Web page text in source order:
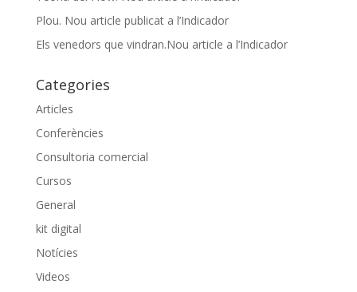
Plou. Nou article publicat a l’Indicador
Els venedors que vindran.Nou article a l’Indicador
Categories
Articles
Conferències
Consultoria comercial
Cursos
General
kit digital
Notícies
Videos